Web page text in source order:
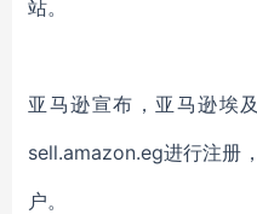
站。
亚马逊宣布，亚马逊埃
sell.amazon.eg进行注册
户。